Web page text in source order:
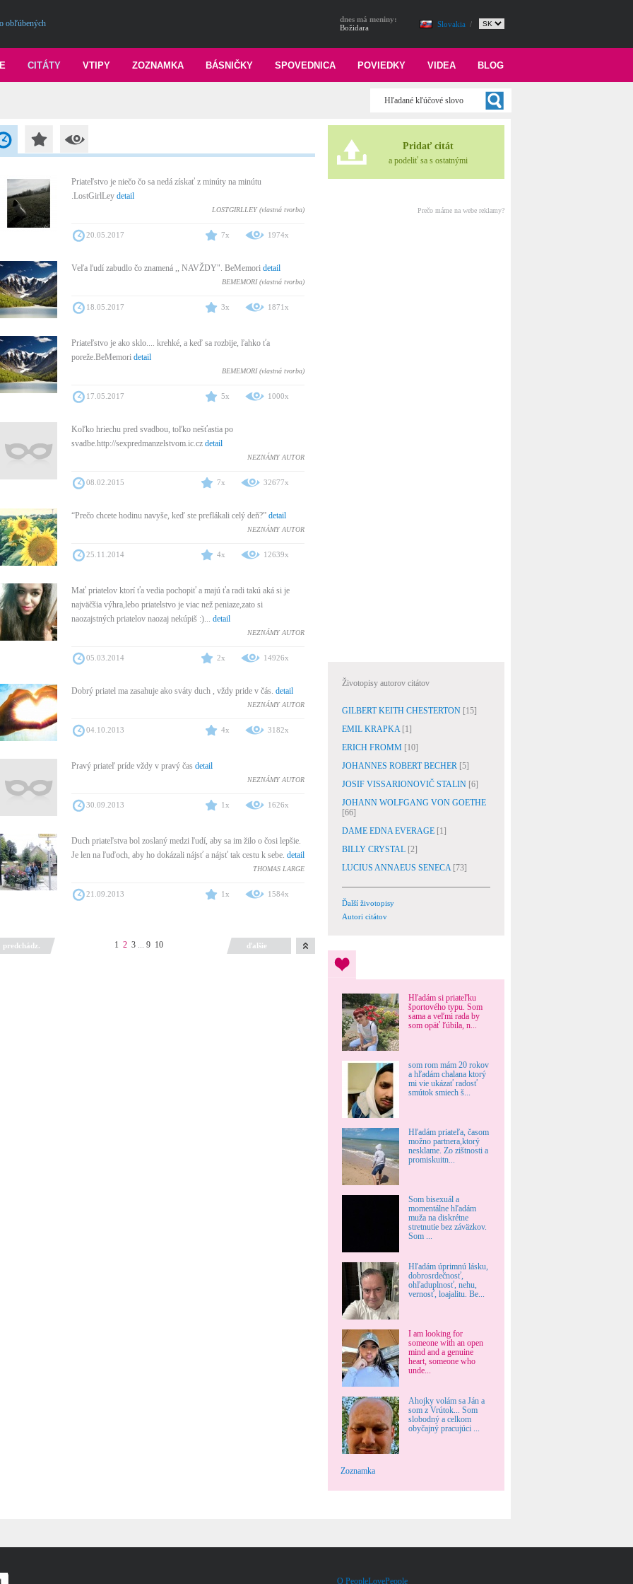
obľúbených Slovakia /
dnes má meniny:
Božidara
BLOG
VIDEA
POVIEDKY
SPOVEDNICA
BÁSNIČKY
ZOZNAMKA
VTIPY
CITÁTY
Priateľstvo je niečo čo sa nedá získať z minúty na minútu
.LostGirlLey detail
LOSTGIRLLEY (vlastná tvorba)
20.05.2017 7x 1974x
Veľa ľudí zabudlo čo znamená ,, NAVŽDY". BeMemori detail
BEMEMORI (vlastná tvorba)
18.05.2017 3x 1871x
Priateľstvo je ako sklo.... krehké, a keď sa rozbije, ľahko ťa
poreže.BeMemori detail
BEMEMORI (vlastná tvorba)
17.05.2017 5x 1000x
Koľko hriechu pred svadbou, toľko nešťastia po
svadbe.http://sexpredmanzelstvom.ic.cz detail
NEZNÁMY AUTOR
08.02.2015 7x 32677x
“Prečo chcete hodinu navyše, keď ste preflákali celý deň?” detail
NEZNÁMY AUTOR
25.11.2014 4x 12639x
Mať priatelov ktorí ťa vedia pochopiť a majú ťa radi takú aká si je
najväčšia výhra,lebo priatelstvo je viac než peniaze,zato si
naozajstných priatelov naozaj nekúpiš :)... detail
NEZNÁMY AUTOR
05.03.2014 2x 14926x
Dobrý priatel ma zasahuje ako sváty duch , vždy pride v čás. detail
NEZNÁMY AUTOR
04.10.2013 4x 3182x
Pravý priateľ príde vždy v pravý čas detail
NEZNÁMY AUTOR
30.09.2013 1x 1626x
Duch priateľstva bol zoslaný medzi ľudí, aby sa im žilo o čosi lepšie.
Je len na ľuďoch, aby ho dokázali nájsť a nájsť tak cestu k sebe. detail
THOMAS LARGE
21.09.2013 1x 1584x
predchádz. 1 2 3... 9 10 ďalšie
Pridať citát
a podeliť sa s ostatnými
Prečo máme na webe reklamy?
Životopisy autorov citátov
GILBERT KEITH CHESTERTON [15]
EMIL KRAPKA [1]
ERICH FROMM [10]
JOHANNES ROBERT BECHER [5]
JOSIF VISSARIONOVIČ STALIN [6]
JOHANN WOLFGANG VON GOETHE
[66]
DAME EDNA EVERAGE [1]
BILLY CRYSTAL [2]
LUCIUS ANNAEUS SENECA [73]
Ďalší životopisy
Autori citátov
Hľadám si priateľku
športového typu. Som
sama a veľmi rada by
som opäť ľúbila, n...
som rom mám 20 rokov
a hľadám chalana ktorý
mi vie ukázať radosť
smútok smiech š...
Hľadám priateľa, časom
možno partnera,ktorý
nesklame. Zo zištnosti a
promiskuitn...
Som bisexuál a
momentálne hľadám
muža na diskrétne
stretnutie bez záväzkov.
Som ...
Hľadám úprimnú lásku,
dobrosrdečnosť,
ohľaduplnosť, nehu,
vernosť, loajalitu. Be...
I am looking for
someone with an open
mind and a genuine
heart, someone who
unde...
Ahojky volám sa Ján a
som z Vrútok... Som
slobodný a celkom
obyčajný pracujúci ...
Zoznamka
O PeopleLovePeople